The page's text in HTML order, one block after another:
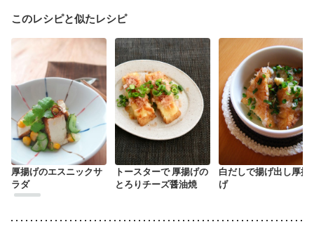
このレシピと似たレシピ
厚揚げのエスニックサ
ラダ
トースターで 厚揚げの
とろりチーズ醤油焼
白だしで揚げ出し厚揚
げ